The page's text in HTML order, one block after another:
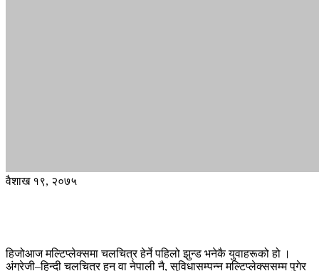
वैशाख १९, २०७५
हिजोआज मल्टिप्लेक्समा चलचित्र हेर्ने पहिलो झुन्ड भनेकै युवाहरूको हो ।
अंग्रेजी–हिन्दी चलचित्र हुन् वा नेपाली नै, सुविधासम्पन्न मल्टिप्लेक्ससम्म पुगेर